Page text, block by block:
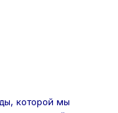
которой мы